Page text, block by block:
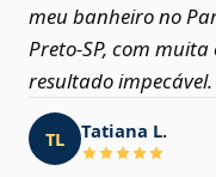
meu banheiro no
Preto‑SP, com
resultado impecável.
TL Tatiana L.